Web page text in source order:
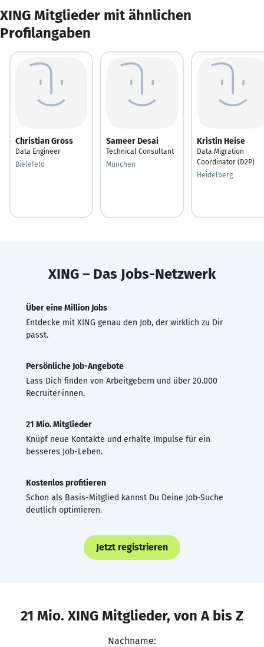
XING Mitglieder mit ähnlichen
Profilangaben
Christian Gross
Data Engineer
Bielefeld
Sameer Desai
Technical Consultant
München
Kristin Heise
Data Migration
Coordinator (D2P)
Heidelberg
XING – Das Jobs-Netzwerk
Über eine Million Jobs
Entdecke mit XING genau den Job, der wirklich zu Dir
passt.
Persönliche Job-Angebote
Lass Dich finden von Arbeitgebern und über 20.000
Recruiter·innen.
21 Mio. Mitglieder
Knüpf neue Kontakte und erhalte Impulse für ein
besseres Job-Leben.
Kostenlos profitieren
Schon als Basis-Mitglied kannst Du Deine Job-Suche
deutlich optimieren.
Jetzt registrieren
21 Mio. XING Mitglieder, von A bis Z
Nachname: